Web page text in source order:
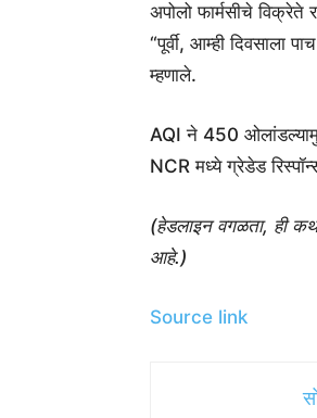
अपोलो फार्मसीचे विक्रेते
“पूर्वी, आम्ही दिवसाला
म्हणाले.
AQI ने 450 ओलांडल्यामुळे,
NCR मध्ये ग्रेडेड
(हेडलाइन वगळता, ही
आहे.)
Source link